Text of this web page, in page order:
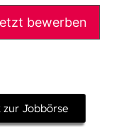
bewerben
zur Jobbörse